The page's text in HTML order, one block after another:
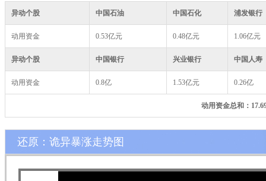
异动个股 中国石油 中国石化 浦发银行
动用资金 0.53亿元 0.48亿元 1.06亿元
异动个股 中国银行 兴业银行 中国人寿
动用资金 0.8亿 1.53亿元 0.26亿
动用资金总和：
还原：诡异暴涨走势图